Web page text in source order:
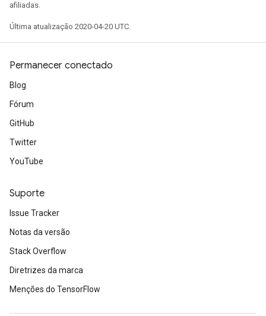
afiliadas.
Última atualização 2020-04-20 UTC.
Permanecer conectado
Blog
Fórum
GitHub
Twitter
YouTube
Suporte
Issue Tracker
Notas da versão
Stack Overflow
Diretrizes da marca
Menções do TensorFlow